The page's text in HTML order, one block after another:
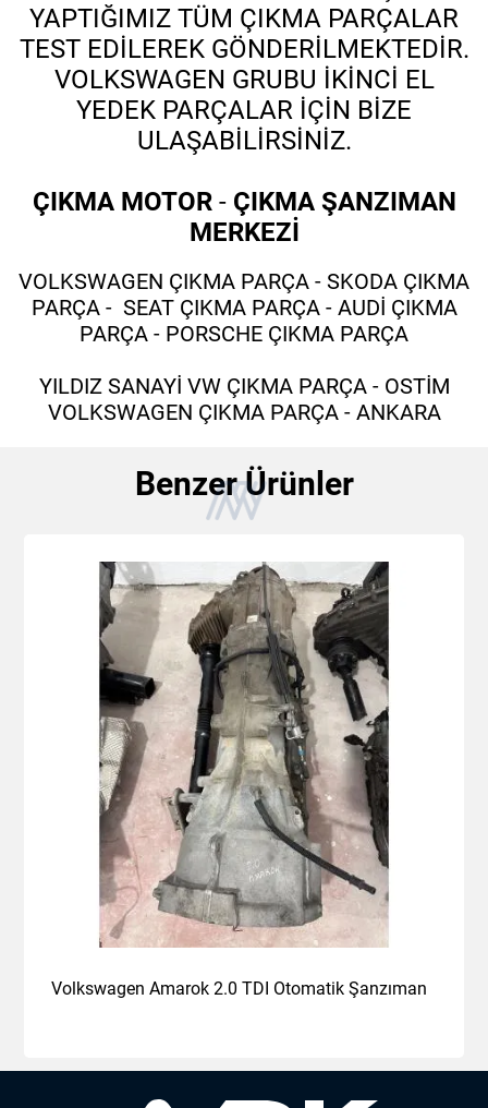
YAPTIĞIMIZ TÜM ÇIKMA PARÇALAR
TEST EDİLEREK GÖNDERİLMEKTEDİR.
VOLKSWAGEN GRUBU İKİNCİ EL
YEDEK PARÇALAR İÇİN BİZE
ULAŞABİLİRSİNİZ.
ÇIKMA MOTOR- ÇIKMA ŞANZIMAN
MERKEZİ
VOLKSWAGEN ÇIKMA PARÇA - SKODA ÇIKMA
PARÇA - SEAT ÇIKMA PARÇA - AUDİ ÇIKMA
PARÇA - PORSCHE ÇIKMA PARÇA
YILDIZ SANAYİ VW ÇIKMA PARÇA - OSTİM
VOLKSWAGEN ÇIKMA PARÇA - ANKARA
Benzer Ürünler
Volkswagen Amarok 2.0 TDI Otomatik Şanzıman